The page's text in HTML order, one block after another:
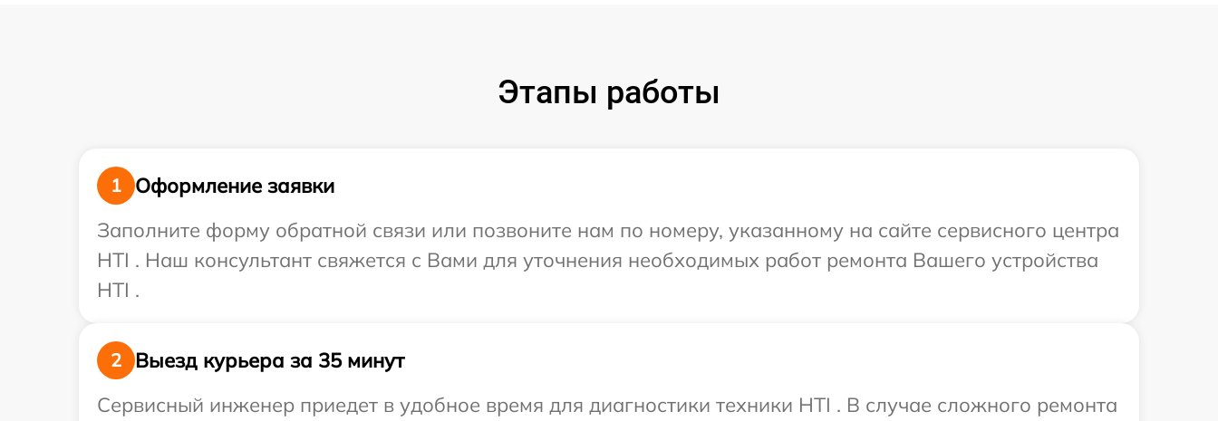
Этапы работы
1
Оформление заявки
Заполните форму обратной связи или позвоните нам по номеру, указанному на сайте сервисного центра
HTI . Наш консультант свяжется с Вами для уточнения необходимых работ ремонта Вашего устройства
HTI .
2
Выезд курьера за 35 минут
Сервисный инженер приедет в удобное время для диагностики техники HTI . В случае сложного ремонта